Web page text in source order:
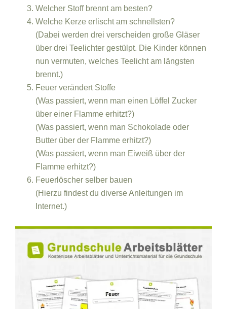
Welcher Stoff brennt am besten?
Welche Kerze erlischt am schnellsten?
(Dabei werden drei verscheiden große Gläser
über drei Teelichter gestülpt. Die Kinder können
nun vermuten, welches Teelicht am längsten
brennt.)
Feuer verändert Stoffe
(Was passiert, wenn man einen Löffel Zucker
über einer Flamme erhitzt?)
(Was passiert, wenn man Schokolade oder
Butter über der Flamme erhitzt?)
(Was passiert, wenn man Eiweiß über der
Flamme erhitzt?)
Feuerlöscher selber bauen
(Hierzu findest du diverse Anleitungen im
Internet.)